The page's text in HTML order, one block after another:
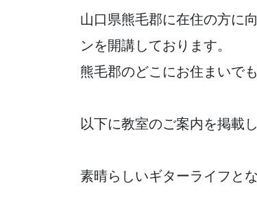
山口県熊毛郡に在住の方に
ンを開講しております。
熊毛郡のどこにお住まいで
以下に教室のご案内を掲載
素晴らしいギターライフと